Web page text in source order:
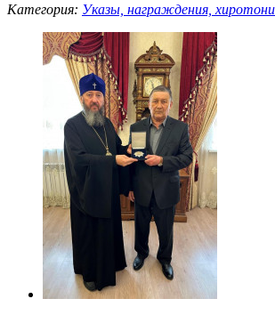
Категория: Указы, награждения,